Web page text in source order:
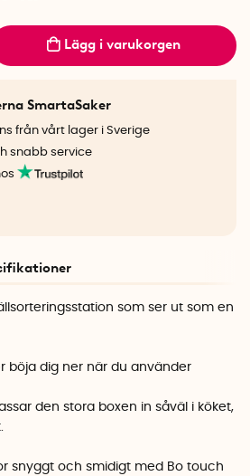
Lägg i varukorgen
SmartaSaker
från vårt lager i Sverige
snabb service
som ser ut som en
böja dig ner när du använder
den stora boxen in såväl i köket,
snyggt och smidigt med Bo touch